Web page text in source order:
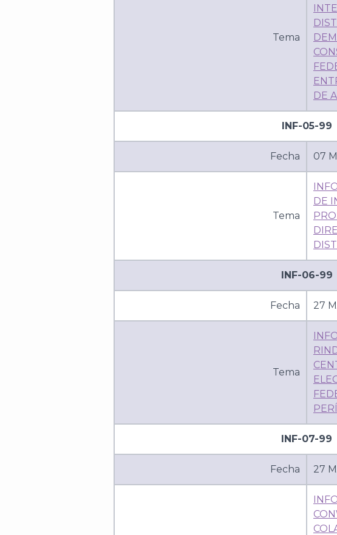
Tema
DE
INF-05-99
Fecha 07
Tema
DE
INF-06-99
Fecha 27
Tema
INF-07-99
Fecha 27